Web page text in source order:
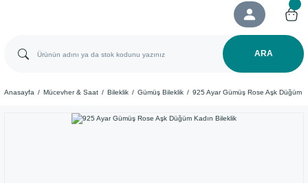
ARA
Anasayfa Mücevher & Saat Bileklik Gümüş Bileklik 925 Ayar Gümüş Rose Aşk Düğüm